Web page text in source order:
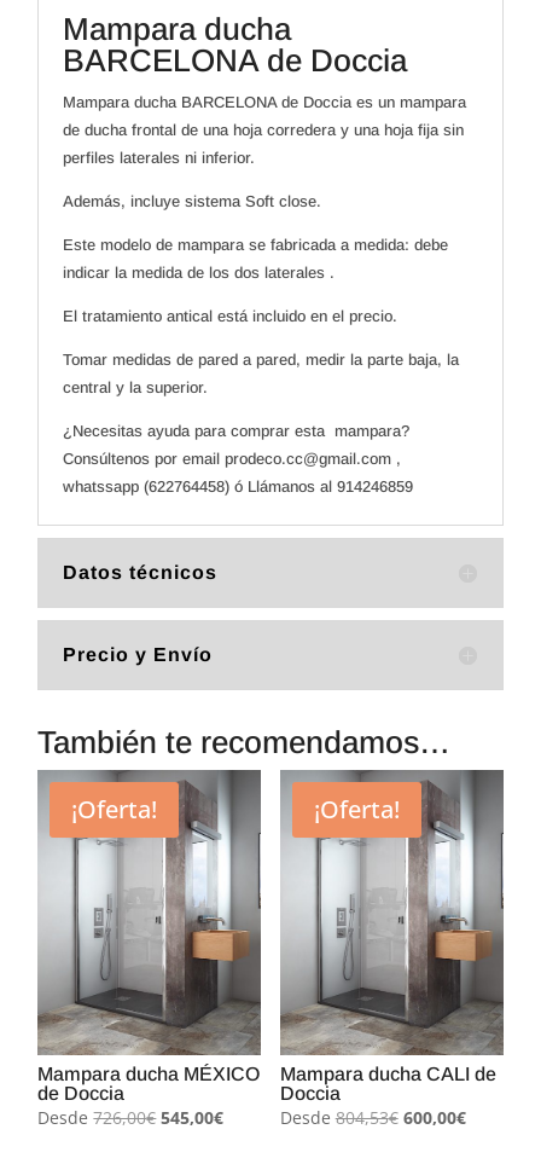
Mampara ducha
BARCELONA de Doccia
Mampara ducha BARCELONA de Doccia es un mampara
de ducha frontal de una hoja corredera y una hoja fija sin
perfiles laterales ni inferior.
Además, incluye sistema Soft close.
Este modelo de mampara se fabricada a medida: debe
indicar la medida de los dos laterales .
El tratamiento antical está incluido en el precio.
Tomar medidas de pared a pared, medir la parte baja, la
central y la superior.
¿Necesitas ayuda para comprar esta mampara?
Consúltenos por email prodeco.cc@gmail.com ,
whatssapp (622764458) ó Llámanos al 914246859
Datos técnicos
Precio y Envío
También te recomendamos…
¡Oferta!
Mampara ducha MÉXICO
de Doccia
Desde 726,00€El
545,00€El
¡Oferta!
Mampara ducha CALI de
Doccia
Desde 804,53€ El
600,00€El